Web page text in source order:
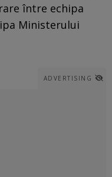
între echipa
Ministerului
ADVERTISING